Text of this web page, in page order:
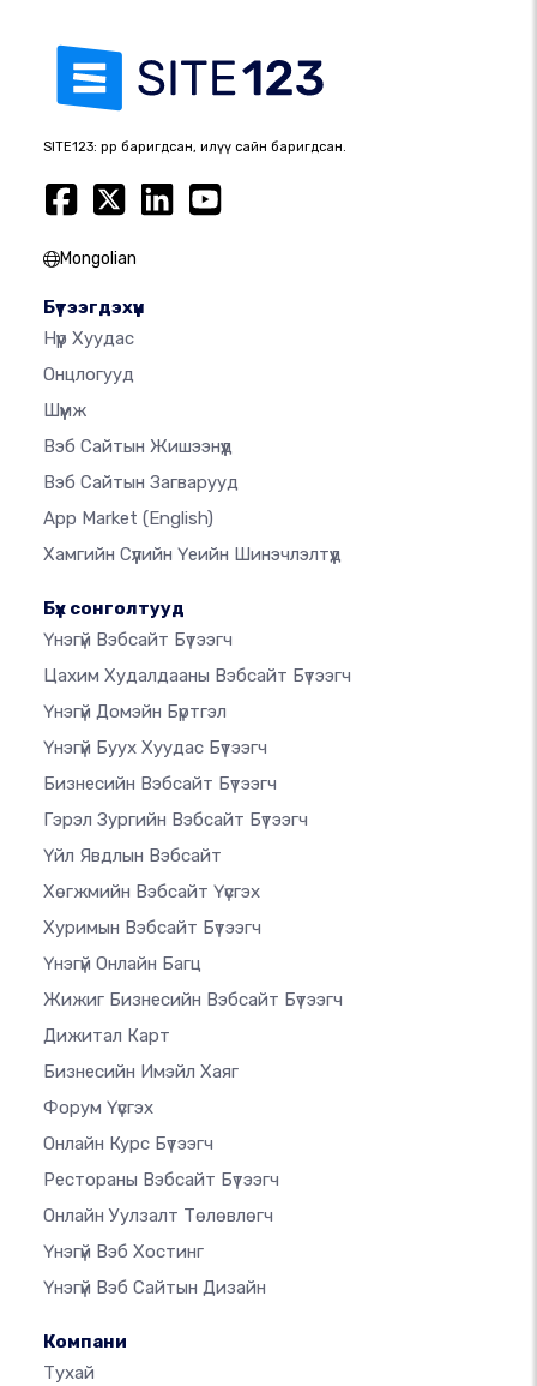
SITE123: өөрөөр баригдсан, илүү сайн баригдсан.
Mongolian
Бүтээгдэхүүн
Нүүр Хуудас
Онцлогууд
Шүүмж
Вэб Сайтын Жишээнүүд
Вэб Сайтын Загварууд
App Market (English)
Хамгийн Сүүлийн Үеийн Шинэчлэлтүүд
Бүх сонголтууд
Үнэгүй Вэбсайт Бүтээгч
Цахим Худалдааны Вэбсайт Бүтээгч
Үнэгүй Домэйн Бүртгэл
Үнэгүй Буух Хуудас Бүтээгч
Бизнесийн Вэбсайт Бүтээгч
Гэрэл Зургийн Вэбсайт Бүтээгч
Үйл Явдлын Вэбсайт
Хөгжмийн Вэбсайт Үүсгэх
Хуримын Вэбсайт Бүтээгч
Үнэгүй Онлайн Багц
Жижиг Бизнесийн Вэбсайт Бүтээгч
Дижитал Карт
Бизнесийн Имэйл Хаяг
Форум Үүсгэх
Онлайн Курс Бүтээгч
Рестораны Вэбсайт Бүтээгч
Онлайн Уулзалт Төлөвлөгч
Үнэгүй Вэб Хостинг
Үнэгүй Вэб Сайтын Дизайн
Компани
Тухай